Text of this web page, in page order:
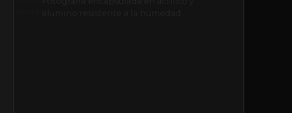
alumino resistente a la humedad.